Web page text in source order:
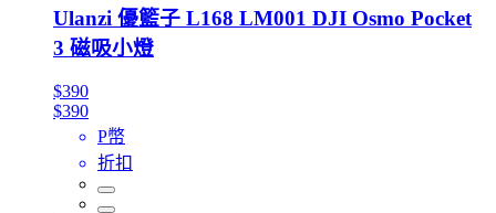
Ulanzi 優籃子 L168 LM001 DJI Osmo Pocket
3 磁吸小燈
$390
$390
P幣
折扣